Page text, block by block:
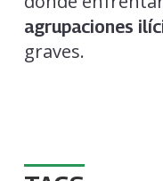
agrupaciones
graves.